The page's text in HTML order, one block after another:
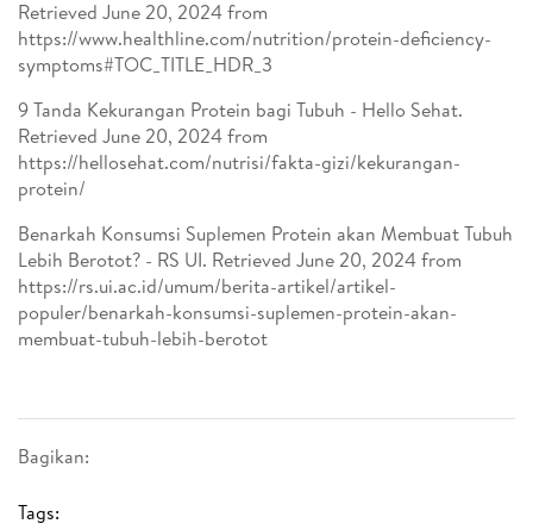
Bagikan:
Tags:
Retrieved June 20, 2024 from
https://www.healthline.com/nutrition/protein-deficiency-
symptoms#TOC_TITLE_HDR_3
9 Tanda Kekurangan Protein bagi Tubuh - Hello Sehat.
Retrieved June 20, 2024 from
https://hellosehat.com/nutrisi/fakta-gizi/kekurangan-
protein/
Benarkah Konsumsi Suplemen Protein akan Membuat Tubuh
Lebih Berotot? - RS UI. Retrieved June 20, 2024 from
https://rs.ui.ac.id/umum/berita-artikel/artikel-
populer/benarkah-konsumsi-suplemen-protein-akan-
membuat-tubuh-lebih-berotot